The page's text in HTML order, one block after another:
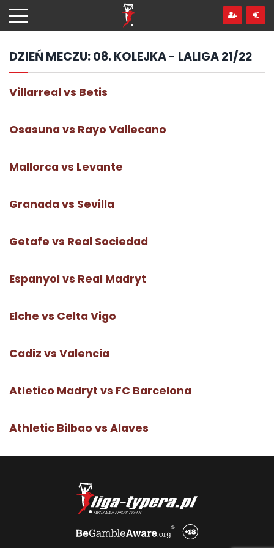
hdo
treści
DZIEŃ MECZU:08. KOLEJKA - LALIGA 21/22
Villarreal vs Betis
Osasuna vs Rayo Vallecano
Mallorca vs Levante
Granada vs Sevilla
Getafe vs Real Sociedad
Espanyol vs Real Madryt
Elche vs Celta Vigo
Cadiz vs Valencia
Atletico Madryt vs FC Barcelona
Athletic Bilbao vs Alaves